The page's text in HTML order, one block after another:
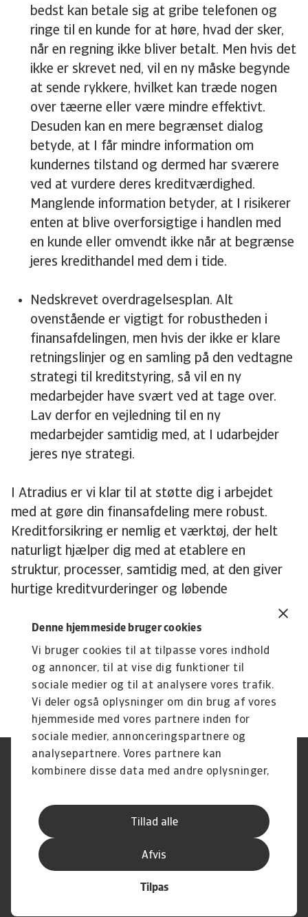
Denne hjemmeside bruger cookies
Vi bruger cookies til at tilpasse vores indhold
og annoncer, til at vise dig funktioner til
sociale medier og til at analysere vores trafik.
Vi deler også oplysninger om din brug af vores
hjemmeside med vores partnere inden for
sociale medier, annonceringspartnere og
analysepartnere. Vores partnere kan
kombinere disse data med andre oplysninger,
fra din brug af deres tjenester.
Tillad alle
Tilpas
Afvis
bedst kan betale sig at gribe telefonen og
ringe til en kunde for at høre, hvad der sker,
når en regning ikke bliver betalt. Men hvis det
ikke er skrevet ned, vil en ny måske begynde
at sende rykkere, hvilket kan træde nogen
over tæerne eller være mindre effektivt.
Desuden kan en mere begrænset dialog
betyde, at I får mindre information om
kundernes tilstand og dermed har sværere
ved at vurdere deres kreditværdighed.
Manglende information betyder, at I risikerer
enten at blive overforsigtige i handlen med
en kunde eller omvendt ikke når at begrænse
jeres kredithandel med dem i tide.
Nedskrevet overdragelsesplan. Alt
ovenstående er vigtigt for robustheden i
finansafdelingen, men hvis der ikke er klare
retningslinjer og en samling på den vedtagne
strategi til kreditstyring, så vil en ny
medarbejder have svært ved at tage over.
Lav derfor en vejledning til en ny
medarbejder samtidig med, at I udarbejder
jeres nye strategi.
I Atradius er vi klar til at støtte dig i arbejdet
med at gøre din finansafdeling mere robust.
Kreditforsikring er nemlig et værktøj, der helt
naturligt hjælper dig med at etablere en
struktur, processer, samtidig med, at den giver
hurtige kreditvurderinger og løbende
kreditforsikring kvaliteten og effektiviteten i dit
debitorbogholderi i tilfælde af
personaleændringer.
Legal Notice
Privatlivspolitik
Driftstatus
Databeskyttelsesforordningen
Whistleblowing
Klagemulighed